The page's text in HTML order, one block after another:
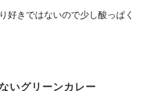
好きではないので少し酸っぱく
いグリーンカレー